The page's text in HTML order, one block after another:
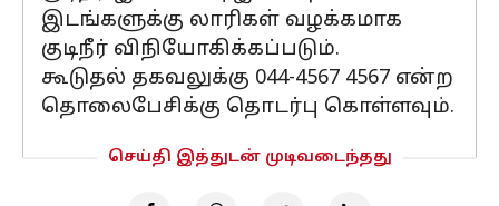
இடங்களுக்கு லாரிகள் வழக்கமாக
குடிநீர் விநியோகிக்கப்படும்.
கூடுதல் தகவலுக்கு 044-4567 4567 என்ற
தொலைபேசிக்கு தொடர்பு கொள்ளவும்.
செய்தி இத்துடன் முடிவடைந்தது